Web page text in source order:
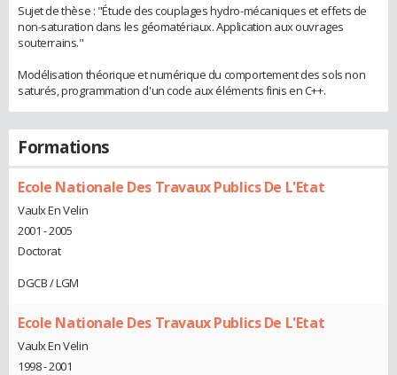
Sujet de thèse : "Étude des couplages hydro-mécaniques et effets de
non-saturation dans les géomatériaux. Application aux ouvrages
souterrains."
Modélisation théorique et numérique du comportement des sols non
saturés, programmation d'un code aux éléments finis en C++.
Formations
Ecole Nationale Des Travaux Publics De L'Etat
Vaulx En Velin
2001 - 2005
Doctorat
DGCB / LGM
Ecole Nationale Des Travaux Publics De L'Etat
Vaulx En Velin
1998 - 2001